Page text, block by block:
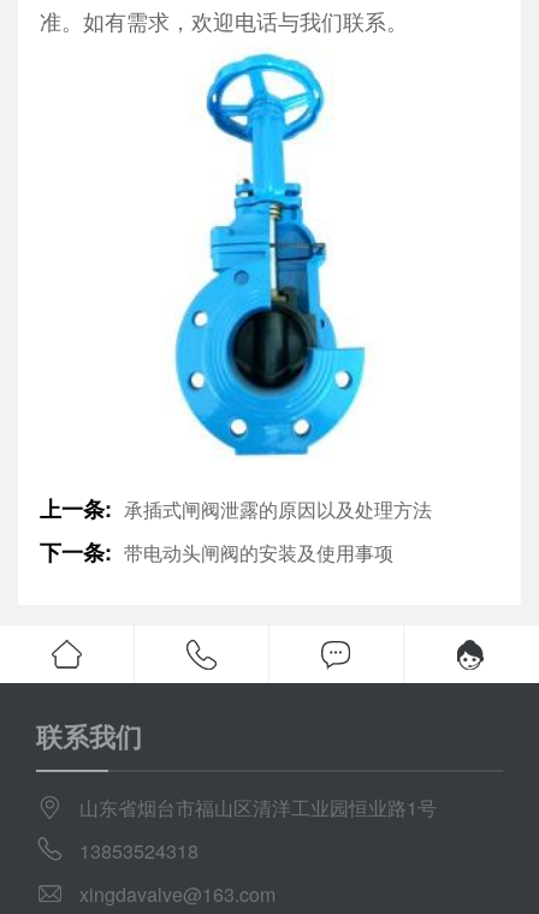
准。如有需求，欢迎电话与我们联系。
上一条: 承插式闸阀泄露的原因以及处理方法
下一条: 带电动头闸阀的安装及使用事项
联系我们
山东省烟台市福山区清洋工业园恒业路1号
13853524318
xingdavalve@163.com